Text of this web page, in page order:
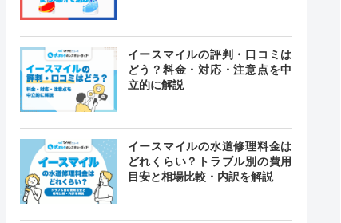
イースマイルの評判・口コミは
どう？料金・対応・注意点を中
立的に解説
イースマイルの水道修理料金は
どれくらい？トラブル別の費用
目安と相場比較・内訳を解説